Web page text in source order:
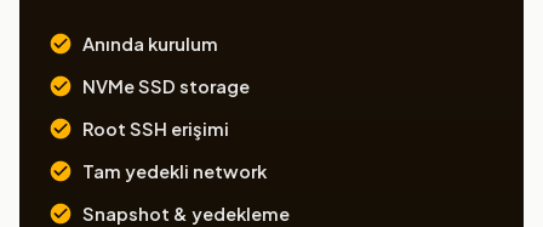
Anında kurulum
NVMe SSD storage
Root SSH erişimi
Tam yedekli network
Snapshot & yedekleme